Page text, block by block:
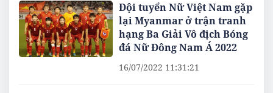
Đội tuyển Nữ Việt Nam gặp
lại Myanmar ở trận tranh
hạng Ba Giải Vô địch Bóng
đá Nữ Đông Nam Á 2022
16/07/2022 11:31:21